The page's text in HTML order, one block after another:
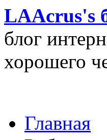
LAAcrus's
блог
хорошего
Главная